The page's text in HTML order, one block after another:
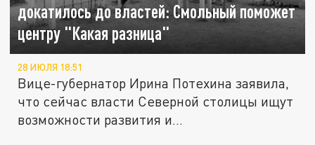
докатилось до властей: Смольный поможет
центру "Какая разница"
28 ИЮЛЯ 18:51
Вице-губернатор Ирина Потехина заявила,
что сейчас власти Северной столицы ищут
возможности развития и...